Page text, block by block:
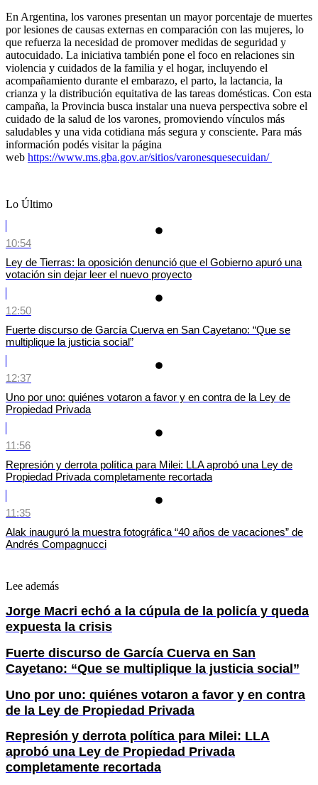
En Argentina, los varones presentan un mayor porcentaje de muertes
por lesiones de causas externas en comparación con las mujeres, lo
que refuerza la necesidad de promover medidas de seguridad y
autocuidado. La iniciativa también pone el foco en relaciones sin
violencia y cuidados de la familia y el hogar, incluyendo el
acompañamiento durante el embarazo, el parto, la lactancia, la
crianza y la distribución equitativa de las tareas domésticas. Con esta
campaña, la Provincia busca instalar una nueva perspectiva sobre el
cuidado de la salud de los varones, promoviendo vínculos más
saludables y una vida cotidiana más segura y consciente. Para más
información podés visitar la página
web https://www.ms.gba.gov.ar/sitios/varonesquesecuidan/
Lo Último
10:54
Ley de Tierras: la oposición denunció que el Gobierno apuró una
votación sin dejar leer el nuevo proyecto
12:50
Fuerte discurso de García Cuerva en San Cayetano: “Que se
multiplique la justicia social”
12:37
Uno por uno: quiénes votaron a favor y en contra de la Ley de
Propiedad Privada
11:56
Represión y derrota política para Milei: LLA aprobó una Ley de
Propiedad Privada completamente recortada
11:35
Alak inauguró la muestra fotográfica “40 años de vacaciones” de
Andrés Compagnucci
Lee además
Jorge Macri echó a la cúpula de la policía y queda
expuesta la crisis
Fuerte discurso de García Cuerva en San
Cayetano: “Que se multiplique la justicia social”
Uno por uno: quiénes votaron a favor y en contra
de la Ley de Propiedad Privada
Represión y derrota política para Milei: LLA
aprobó una Ley de Propiedad Privada
completamente recortada